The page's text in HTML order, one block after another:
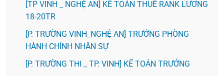
[TP VINH _ NGHỆ AN] KẾ TOÁN THUẾ RANK LƯƠNG
18-20TR
[P. TRƯỜNG VINH_NGHỆ AN] TRƯỞNG PHÒNG
HÀNH CHÍNH NHÂN SỰ
️[P. TRƯỜNG THI _ TP. VINH] KẾ TOÁN TRƯỞNG